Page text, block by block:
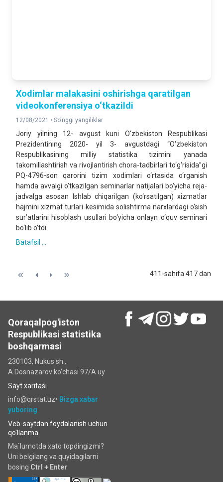
Xodimlar malakasini oshirishga qaratilgan
videokonferensiya o‘tkazildi
12/08/2021 • So'nggi yangiliklar
Joriy yilning 12- avgust kuni O‘zbekiston Respublikasi
Prezidentining 2020- yil 3- avgustdagi “O‘zbekiston
Respublikasining milliy statistika tizimini yanada
takomillashtirish va rivojlantirish chora-tadbirlari to‘g‘risida”gi
PQ-4796-son qarorini tizim xodimlari o‘rtasida o‘rganish
hamda avvalgi o’tkazilgan seminarlar natijalari bo‘yicha reja-
jadvalga asosan Ishlab chiqarilgan (ko‘rsatilgan) xizmatlar
hajmini xizmat turlari kesimida solishtirma narxlardagi o‘sish
sur’atlarini hisoblash usullari bo‘yicha onlayn o‘quv seminari
bo‘lib o‘tdi.
Batafsil ...
411-sahifa 417 dan
Qoraqalpog'iston
Respublikasi statistika
boshqarmasi
230103, Nukus sh.,
A.Dosnazarov ko‘chаsi 97/A uy
Sayt xaritasi
info@qrstat.uz• Bizga xabar
yuboring
Veb-saytdan foydalanish uchun
qo'llanma
Ma`lumotda xato topdingizmi?
Uni belgilang va quyidagilarni
bosing Ctrl + Enter